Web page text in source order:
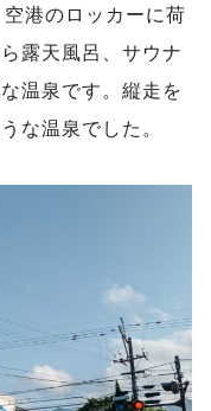
港のロッカーに荷
露天風呂、サウナ
温泉です。縦走を
な温泉でした。